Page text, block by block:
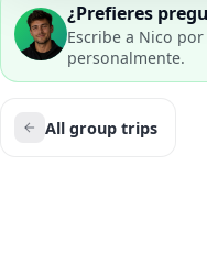
¿Prefieres
Escribe a Nico
personalmente.
All group trips